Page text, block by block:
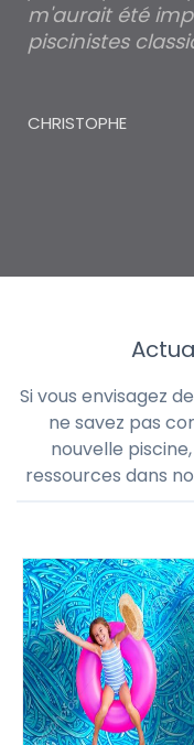
m'aurait été
piscinistes
CHRISTOPHE
Si vous envisagez
ne savez pas
nouvelle
ressources dans